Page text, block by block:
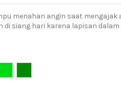
menahan angin saat mengajak
di siang hari karena lapisan